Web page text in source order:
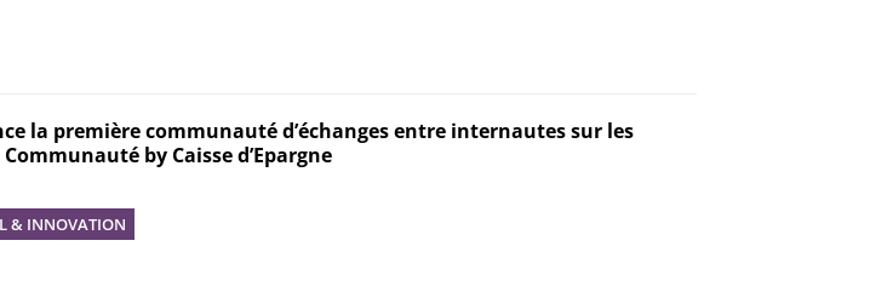
la première communauté d’échanges entre internautes sur les
by Caisse d’Epargne
& INNOVATION